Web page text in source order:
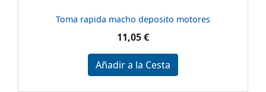
Toma rapida macho deposito motores
11,05 €
Añadir a la Cesta